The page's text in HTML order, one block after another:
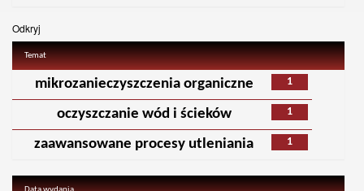
Odkryj
Temat
1
mikrozanieczyszczenia organiczne
1
oczyszczanie wód i ścieków
1
zaawansowane procesy utleniania